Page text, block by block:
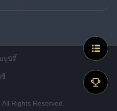
มูนิตี้
ชี
Rights Reserved.